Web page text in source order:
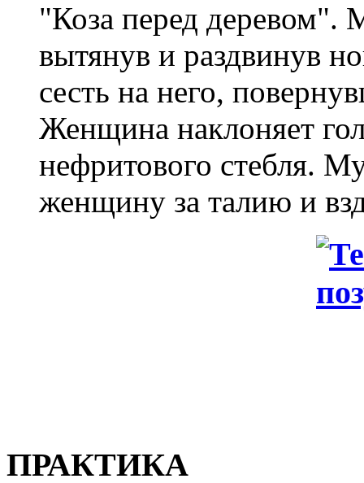
"Коза перед деревом".
вытянув и раздвинув
сесть на него,
Женщина наклоняет
нефритового стебля.
женщину за талию и
ПРАКТИКА